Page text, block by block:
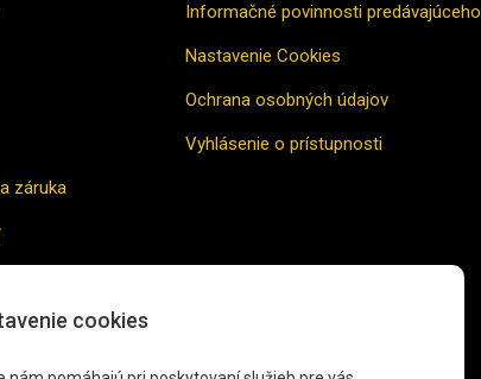
cookies
záruka
Informačné povinnosti predávajúceho
Nastavenie Cookies
Ochrana osobných údajov
Vyhlásenie o prístupnosti